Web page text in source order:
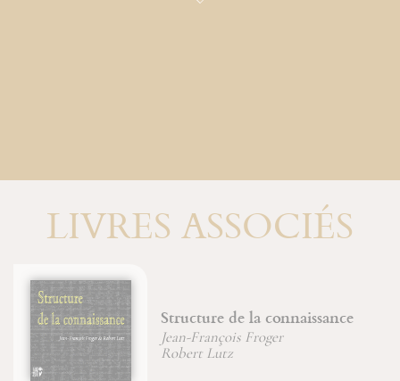
LIVRES ASSOCIÉS
Six chemins pour connaître
sagesse et intelligence
Jean-François Froger